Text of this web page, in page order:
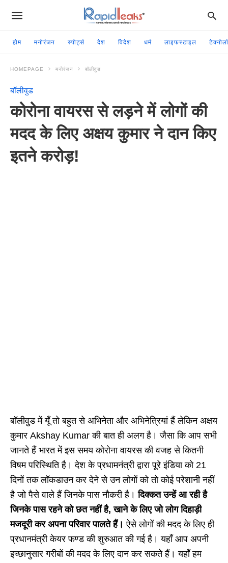
होम मनोरंजन स्पोर्ट्स देश विदेश धर्म लाइफस्टाइल
HOMEPAGE मनोरंजन बॉलीवुड
बॉलीवुड
कोरोना वायरस से लड़ने में लोगों की
मदद के लिए अक्षय कुमार ने दान किए
इतने करोड़!
बॉलीवुड में यूँ तो बहुत से अभिनेता और अभिनेत्रियां हैं लेकिन अक्षय
कुमार Akshay Kumar की बात ही अलग है। जैसा कि आप सभी
जानते हैं भारत में इस समय कोरोना वायरस की वजह से कितनी
विषम परिस्थिति है। देश के प्रधामनंत्री द्वारा पूरे इंडिया को 21
दिनों तक लॉकडाउन कर देने से उन लोगों को तो कोई परेशानी नहीं
है जो पैसे वाले हैं जिनके पास नौकरी है।दिक्कत उन्हें आ रही है
जिनके पास रहने को छत नहीं है, खाने के लिए जो लोग दिहाड़ी
मजदूरी कर अपना परिवार पालते हैं। ऐसे लोगों की मदद के लिए ही
प्रधानमंत्री केयर फण्ड की शुरुआत की गई है। यहाँ आप अपनी
इच्छानुसार गरीबों की मदद के लिए दान कर सकते हैं। यहाँ हम